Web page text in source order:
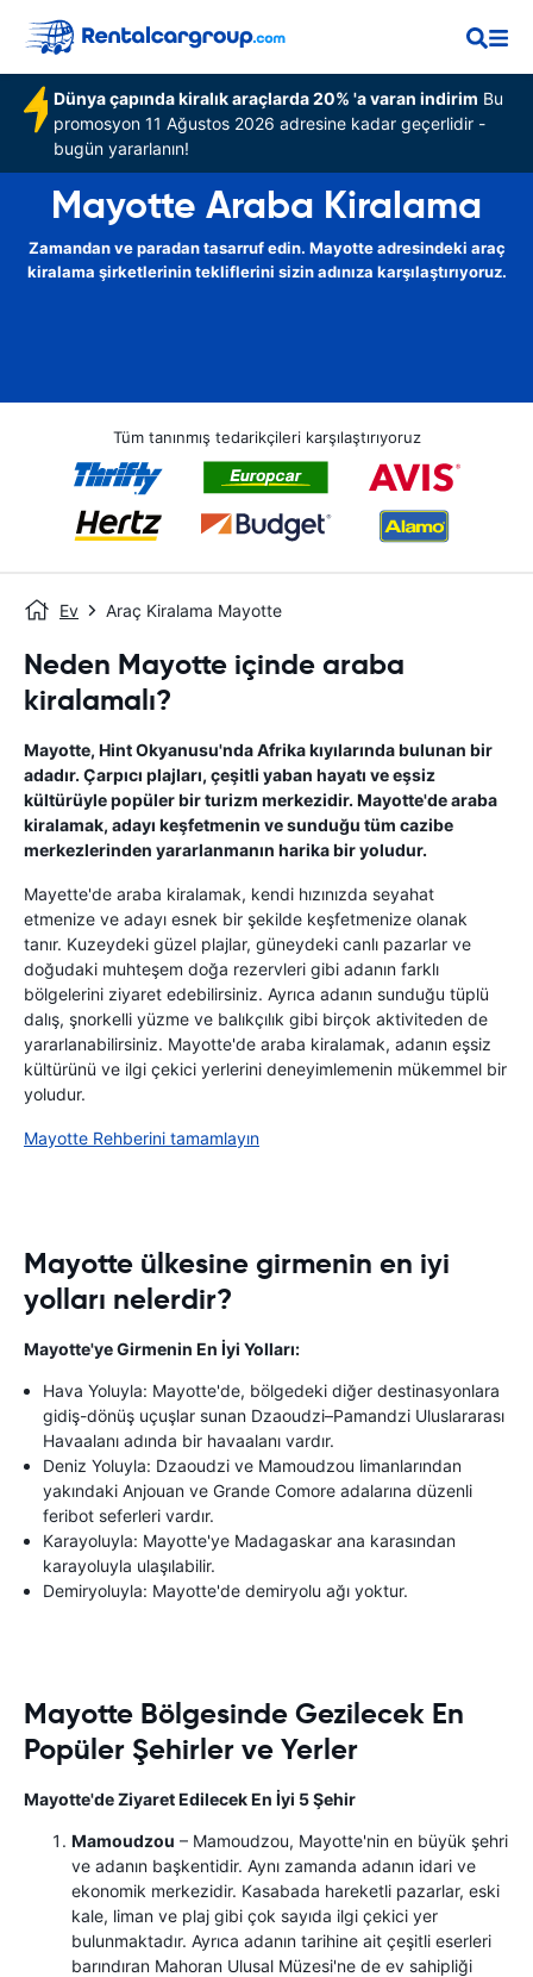
Dünya çapında kiralık araçlarda 20% 'a varan indirim Bu
promosyon 11 Ağustos 2026 adresine kadar geçerlidir -
bugün yararlanın!
Mayotte Araba Kiralama
Zamandan ve paradan tasarruf edin. Mayotte adresindeki araç
kiralama şirketlerinin tekliflerini sizin adınıza karşılaştırıyoruz.
Tüm tanınmış tedarikçileri karşılaştırıyoruz
Ev Araç Kiralama Mayotte
Neden Mayotte içinde araba
kiralamalı?
Mayotte, Hint Okyanusu'nda Afrika kıyılarında bulunan bir
adadır. Çarpıcı plajları, çeşitli yaban hayatı ve eşsiz
kültürüyle popüler bir turizm merkezidir. Mayotte'de araba
kiralamak, adayı keşfetmenin ve sunduğu tüm cazibe
merkezlerinden yararlanmanın harika bir yoludur.
Mayette'de araba kiralamak, kendi hızınızda seyahat
etmenize ve adayı esnek bir şekilde keşfetmenize olanak
tanır. Kuzeydeki güzel plajlar, güneydeki canlı pazarlar ve
doğudaki muhteşem doğa rezervleri gibi adanın farklı
bölgelerini ziyaret edebilirsiniz. Ayrıca adanın sunduğu tüplü
dalış, şnorkelli yüzme ve balıkçılık gibi birçok aktiviteden de
yararlanabilirsiniz. Mayotte'de araba kiralamak, adanın eşsiz
kültürünü ve ilgi çekici yerlerini deneyimlemenin mükemmel bir
yoludur.
Mayotte Rehberini tamamlayın
Mayotte ülkesine girmenin en iyi
yolları nelerdir?
Mayotte'ye Girmenin En İyi Yolları:
Hava Yoluyla: Mayotte'de, bölgedeki diğer destinasyonlara
gidiş-dönüş uçuşlar sunan Dzaoudzi–Pamandzi Uluslararası
Havaalanı adında bir havaalanı vardır.
Deniz Yoluyla: Dzaoudzi ve Mamoudzou limanlarından
yakındaki Anjouan ve Grande Comore adalarına düzenli
feribot seferleri vardır.
Karayoluyla: Mayotte'ye Madagaskar ana karasından
karayoluyla ulaşılabilir.
Demiryoluyla: Mayotte'de demiryolu ağı yoktur.
Mayotte Bölgesinde Gezilecek En
Popüler Şehirler ve Yerler
Mayotte'de Ziyaret Edilecek En İyi 5 Şehir
Mamoudzou – Mamoudzou, Mayotte'nin en büyük şehri
ve adanın başkentidir. Aynı zamanda adanın idari ve
ekonomik merkezidir. Kasabada hareketli pazarlar, eski
kale, liman ve plaj gibi çok sayıda ilgi çekici yer
bulunmaktadır. Ayrıca adanın tarihine ait çeşitli eserleri
barındıran Mahoran Ulusal Müzesi'ne de ev sahipliği